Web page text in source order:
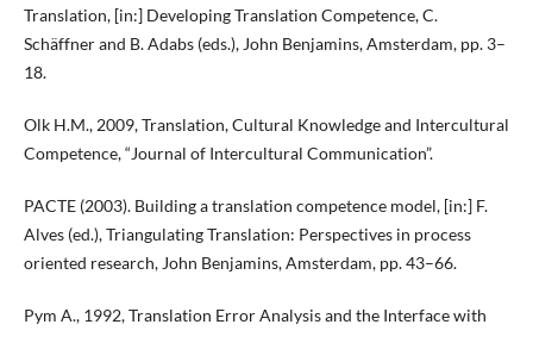
Translation, [in:] Developing Translation Competence, C.
Schäffner and B. Adabs (eds.), John Benjamins, Amsterdam, pp. 3–
18.
Olk H.M., 2009, Translation, Cultural Knowledge and Intercultural
Competence, “Journal of Intercultural Communication”.
PACTE (2003). Building a translation competence model, [in:] F.
Alves (ed.), Triangulating Translation: Perspectives in process
oriented research, John Benjamins, Amsterdam, pp. 43–66.
Pym A., 1992, Translation Error Analysis and the Interface with